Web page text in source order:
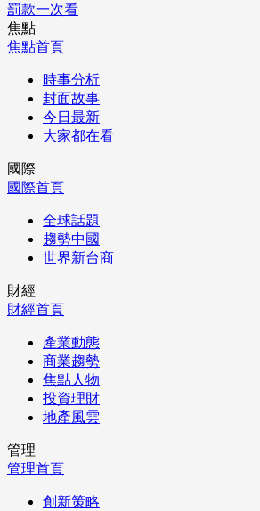
罰款一次看
焦點
焦點首頁
時事分析
封面故事
今日最新
大家都在看
國際
國際首頁
全球話題
趨勢中國
世界新台商
財經
財經首頁
產業動態
商業趨勢
焦點人物
投資理財
地產風雲
管理
管理首頁
創新策略